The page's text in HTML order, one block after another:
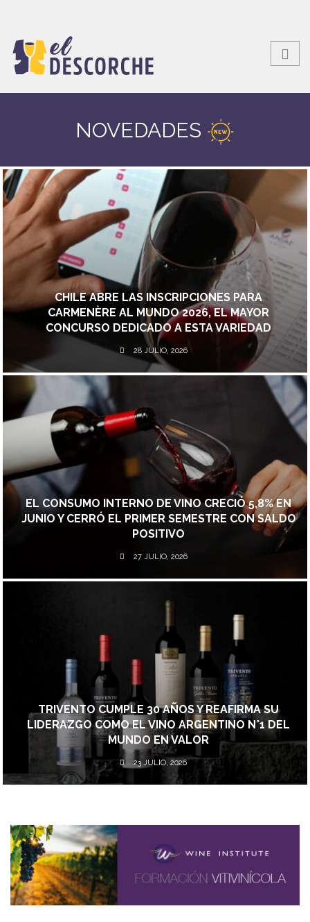
NOVEDADES
CHILE ABRE LAS INSCRIPCIONES PARA
CARMENÈRE AL MUNDO 2026, EL MAYOR
CONCURSO DEDICADO A ESTA VARIEDAD
28 JULIO, 2026
EL CONSUMO INTERNO DE VINO CRECIÓ 5,8% EN
JUNIO Y CERRÓ EL PRIMER SEMESTRE CON SALDO
POSITIVO
27 JULIO, 2026
TRIVENTO CUMPLE 30 AÑOS Y REAFIRMA SU
LIDERAZGO COMO EL VINO ARGENTINO N°1 DEL
MUNDO EN VALOR
23 JULIO, 2026